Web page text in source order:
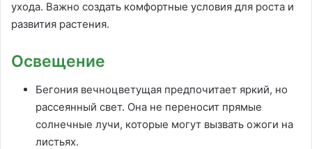
ухода. Важно создать комфортные условия для роста и
развития растения.
Освещение
Бегония вечноцветущая предпочитает яркий, но
рассеянный свет. Она не переносит прямые
солнечные лучи, которые могут вызвать ожоги на
листьях.